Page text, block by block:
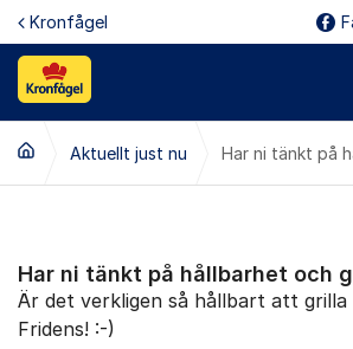
Hoppa till innehåll
Kronfågel
Aktuellt just nu
Har ni tänkt på hållbarhet och
Är det verkligen så hållbart att grilla
Fridens! :-)